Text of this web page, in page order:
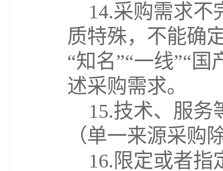
14.采购需求不
质特殊，不能确
“知名”“一线”“
述采购需求。
15.技术、服务
（单一来源采购
16. 限定或者指